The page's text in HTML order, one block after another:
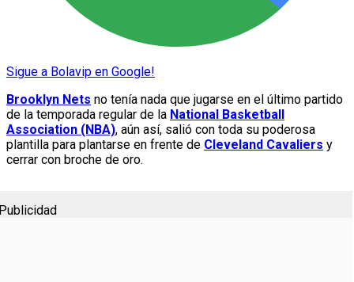
Sigue a Bolavip en Google!
Brooklyn Nets no tenía nada que jugarse en el último partido
de la temporada regular de la National Basketball
Association (NBA), aún así, salió con toda su poderosa
plantilla para plantarse en frente de Cleveland Cavaliers y
cerrar con broche de oro.